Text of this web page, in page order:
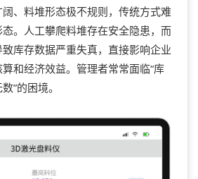
料堆形态极不规则，传统方式难
。人工攀爬料堆存在安全隐患，而
库存数据严重失真，直接影响企业
和经济效益。管理者常常面临“库
”的困境。